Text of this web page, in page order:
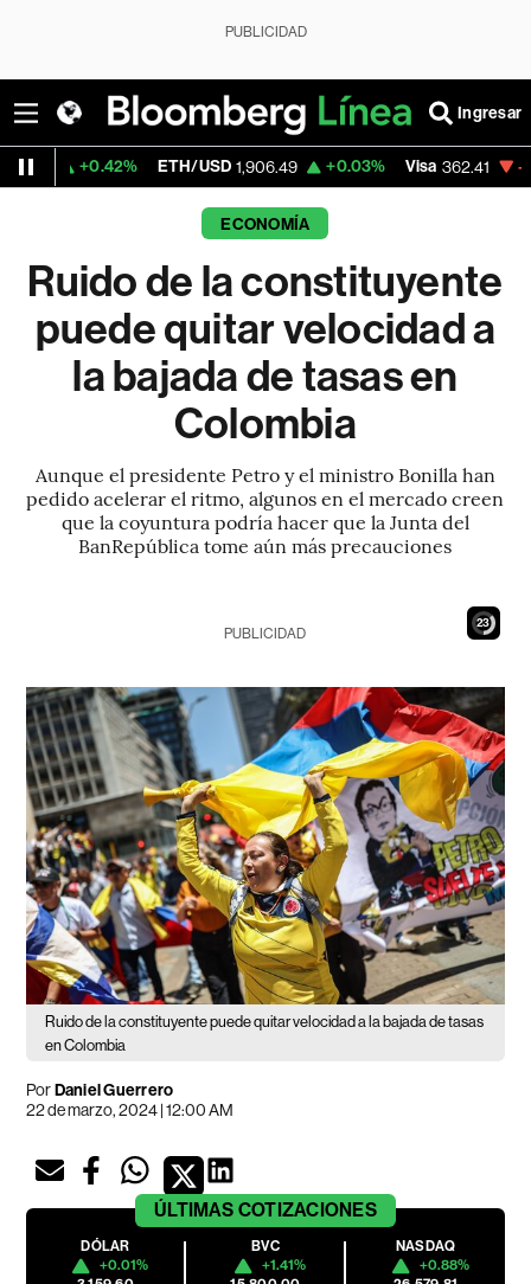
PUBLICIDAD
Ingresar
ETH/USD 1,906.49 +0.03% Visa 362.41 -2.18%
ECONOMÍA
Ruido de la constituyente
puede quitar velocidad a
la bajada de tasas en
Colombia
Aunque el presidente Petro y el ministro Bonilla han
pedido acelerar el ritmo, algunos en el mercado creen
que la coyuntura podría hacer que la Junta del
BanRepública tome aún más precauciones
21
PUBLICIDAD
Ruido de la constituyente puede quitar velocidad a la bajada de tasas
en Colombia
PorDaniel Guerrero
22 de marzo, 2024 | 12:00 AM
ÚLTIMAS COTIZACIONES
DÓLAR
+0.01%
BVC
+1.41%
NASDAQ
+0.88%